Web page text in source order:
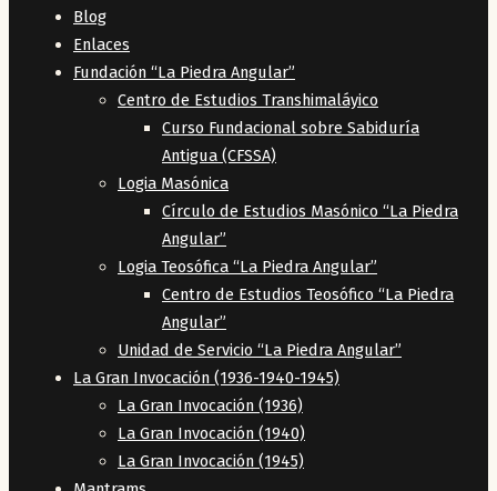
Blog
Enlaces
Fundación “La Piedra Angular”
Centro de Estudios Transhimaláyico
Curso Fundacional sobre Sabiduría
Antigua (CFSSA)
Logia Masónica
Círculo de Estudios Masónico “La Piedra
Angular”
Logia Teosófica “La Piedra Angular”
Centro de Estudios Teosófico “La Piedra
Angular”
Unidad de Servicio “La Piedra Angular”
La Gran Invocación (1936-1940-1945)
La Gran Invocación (1936)
La Gran Invocación (1940)
La Gran Invocación (1945)